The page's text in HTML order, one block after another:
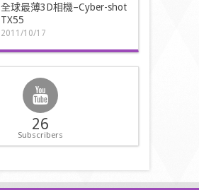
全球最薄3D相機–Cyber-shot
TX55
2011/10/17
26
Subscribers